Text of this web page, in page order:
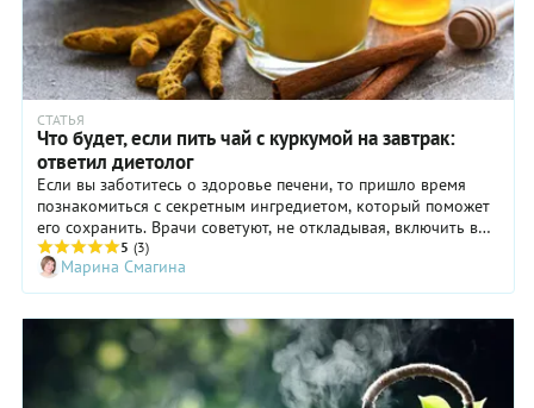
СТАТЬЯ
Что будет, если пить чай с куркумой на завтрак:
ответил диетолог
Если вы заботитесь о здоровье печени, то пришло время
познакомиться с секретным ингредиетом, который поможет
его сохранить. Врачи советуют, не откладывая, включить в
диету растительный продукт – куркумин. Рассказываем, в
чем его польза.
5 (3)
Марина Смагина